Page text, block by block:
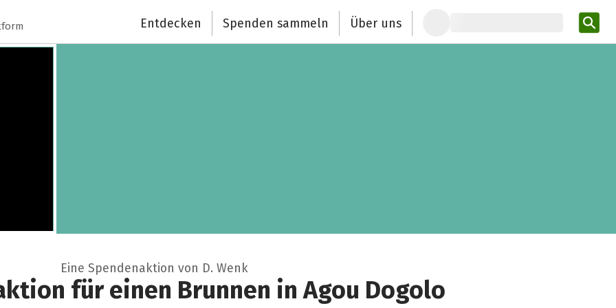
Entdecken Spenden sammeln Über uns
Eine Spendenaktion von D. Wenk
für einen Brunnen in Agou Dogolo